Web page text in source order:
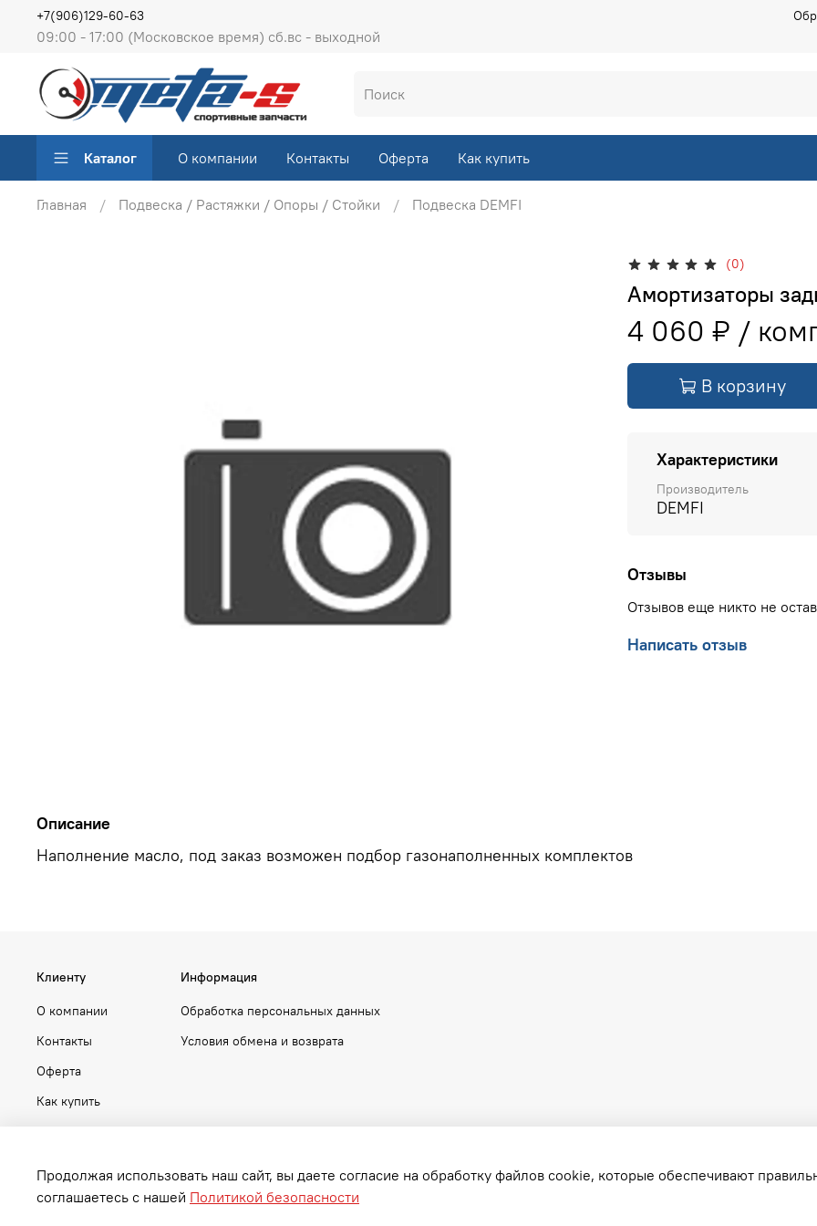
09:00 - 17:00 (Московское время) сб.вс - выходной
+7(906)129-60-63
Каталог О компании Контакты Оферта Как купить
Главная Подвеска / Растяжки / Опоры / Стойки Подвеска DEMFI
(0)
Амортизаторы
4 060 ₽
В корзину
Характеристики
Производитель
DEMFI
Отзывы
Отзывов еще никто не
Написать отзыв
Описание
Наполнение масло, под заказ возможен подбор газонаполненных комплектов
Клиенту
О компании
Контакты
Оферта
Как купить
Информация
Обработка персональных данных
Условия обмена и возврата
Продолжая использовать наш сайт, вы даете согласие на обработку файлов cookie, которые обеспечивают
соглашаетесь с нашей Политикой безопасности